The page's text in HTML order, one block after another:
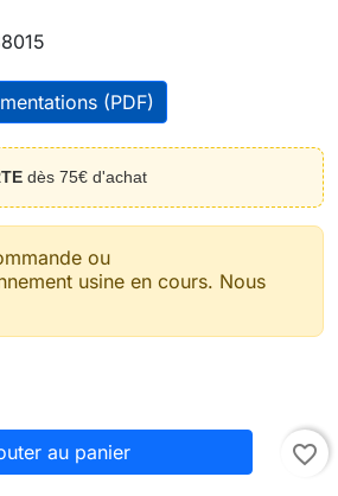
(PDF)
dès 75€ d'achat
ou
usine en cours. Nous
au panier favorite_border